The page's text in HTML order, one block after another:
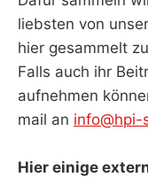
liebsten von
hier gesammelt
Falls auch ihr
aufnehmen
mail an
Hier einige